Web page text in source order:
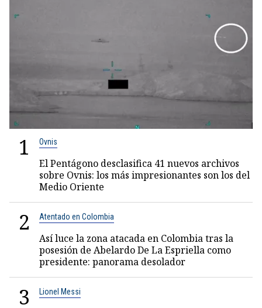
1 Ovnis
El Pentágono desclasifica 41 nuevos archivos
sobre Ovnis: los más impresionantes son los del
Medio Oriente
2 Atentado en Colombia
Así luce la zona atacada en Colombia tras la
posesión de Abelardo De La Espriella como
presidente: panorama desolador
3 Lionel Messi